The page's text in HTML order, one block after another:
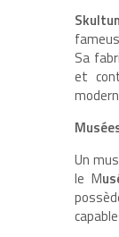
Sa
et
Un
le M